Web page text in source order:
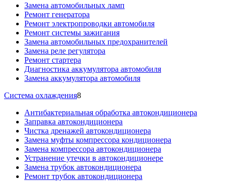
Замена автомобильных ламп
Ремонт генератора
Ремонт электропроводки автомобиля
Ремонт системы зажигания
Замена автомобильных предохранителей
Замена реле регулятора
Ремонт стартера
Диагностика аккумулятора автомобиля
Замена аккумулятора автомобиля
Система охлаждения8
Антибактериальная обработка автокондиционера
Заправка автокондиционера
Чистка дренажей автокондиционера
Замена муфты компрессора кондиционера
Замена компрессора автокондиционера
Устранение утечки в автокондиционере
Замена трубок автокондиционера
Ремонт трубок автокондиционера